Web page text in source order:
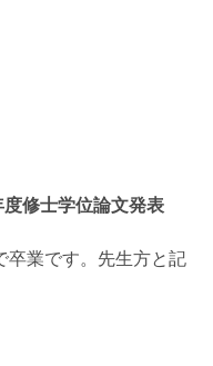
修士学位論文発表
卒業です。先生方と記